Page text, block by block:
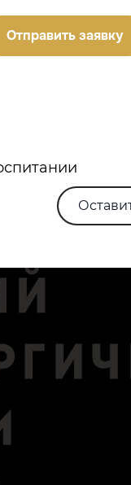
Отправить заявку